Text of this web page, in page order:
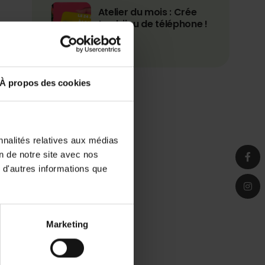
À propos des cookies
relatives aux médias
de notre site avec nos
informations que
Marketing
Atelier du mois : Crée
ton bijou de téléphone !